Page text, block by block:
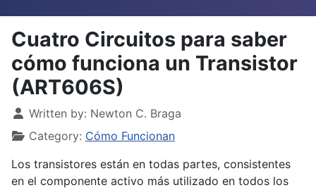
Cuatro Circuitos para saber
cómo funciona un Transistor
(ART606S)
Details
Written by: Newton C. Braga
Category: Cómo Funcionan
Los transistores están en todas partes, consistentes
en el componente activo más utilizado en todos los